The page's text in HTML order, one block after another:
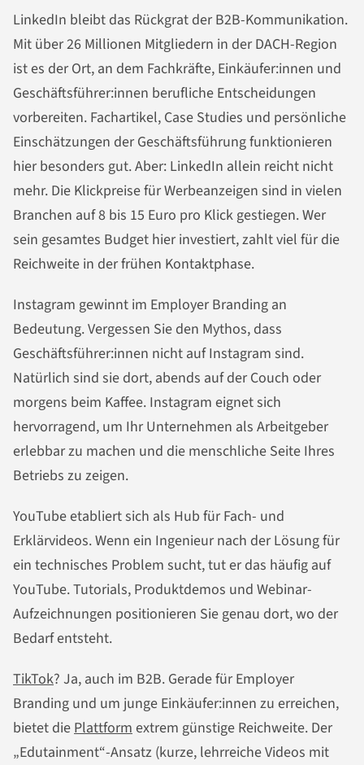
LinkedIn bleibt das Rückgrat der B2B-Kommunikation.
Mit über 26 Millionen Mitgliedern in der DACH-Region
ist es der Ort, an dem Fachkräfte, Einkäufer:innen und
Geschäftsführer:innen berufliche Entscheidungen
vorbereiten. Fachartikel, Case Studies und persönliche
Einschätzungen der Geschäftsführung funktionieren
hier besonders gut. Aber: LinkedIn allein reicht nicht
mehr. Die Klickpreise für Werbeanzeigen sind in vielen
Branchen auf 8 bis 15 Euro pro Klick gestiegen. Wer
sein gesamtes Budget hier investiert, zahlt viel für die
Reichweite in der frühen Kontaktphase.
Instagram gewinnt im Employer Branding an
Bedeutung. Vergessen Sie den Mythos, dass
Geschäftsführer:innen nicht auf Instagram sind.
Natürlich sind sie dort, abends auf der Couch oder
morgens beim Kaffee. Instagram eignet sich
hervorragend, um Ihr Unternehmen als Arbeitgeber
erlebbar zu machen und die menschliche Seite Ihres
Betriebs zu zeigen.
YouTube etabliert sich als Hub für Fach- und
Erklärvideos. Wenn ein Ingenieur nach der Lösung für
ein technisches Problem sucht, tut er das häufig auf
YouTube. Tutorials, Produktdemos und Webinar-
Aufzeichnungen positionieren Sie genau dort, wo der
Bedarf entsteht.
TikTok? Ja, auch im B2B. Gerade für Employer
Branding und um junge Einkäufer:innen zu erreichen,
bietet die Plattform extrem günstige Reichweite. Der
„Edutainment“-Ansatz (kurze, lehrreiche Videos mit